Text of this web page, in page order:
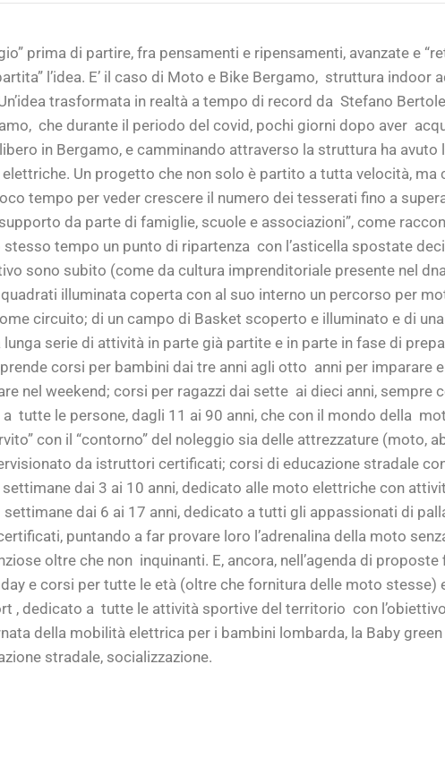
prima di partire, fra pensamenti e ripensamenti, avanzate e
l’idea. E’ il caso di Moto e Bike Bergamo, struttura indoor
trasformata in realtà a tempo di record da Stefano
che durante il periodo del covid, pochi giorni dopo aver
in Bergamo, e camminando attraverso la struttura ha avuto
Un progetto che non solo è partito a tutta velocità, ma
tempo per veder crescere il numero dei tesserati fino a
da parte di famiglie, scuole e associazioni”, come
tempo un punto di ripartenza con l’asticella spostate
sono subito (come da cultura imprenditoriale presente nel
illuminata coperta con al suo interno un percorso per
circuito; di un campo di Basket scoperto e illuminato e di
lunga serie di attività in parte già partite e in parte in fase di
corsi per bambini dai tre anni agli otto anni per imparare
nel weekend; corsi per ragazzi dai sette ai dieci anni, sempre
tutte le persone, dagli 11 ai 90 anni, che con il mondo della
con il “contorno” del noleggio sia delle attrezzature (moto,
da istruttori certificati; corsi di educazione stradale
dai 3 ai 10 anni, dedicato alle moto elettriche con
settimane dai 6 ai 17 anni, dedicato a tutti gli appassionati di
puntando a far provare loro l’adrenalina della moto
oltre che non inquinanti. E, ancora, nell’agenda di
e corsi per tutte le età (oltre che fornitura delle moto stesse)
, dedicato a tutte le attività sportive del territorio con
della mobilità elettrica per i bambini lombarda, la Baby
stradale, socializzazione.